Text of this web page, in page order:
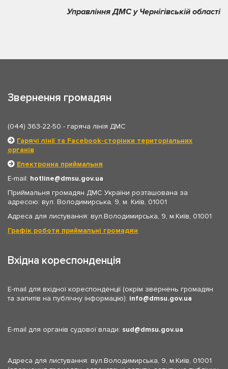
Управління ДМС у Чернігівській області
Звернення громадян
(044) 363-22-50 - гаряча лінія ДМС
Гарячі лінії та Facebook-сторінки територіальних
органів
Електронна приймальня
E-mail: hotline
dmsu.gov.ua
Приймальня громадян ДМС України розташована за
адресою: вул. Володимирська, 9, м. Київ, 01001
Адреса для листування: вул.Володимирська, 9, м.Київ, 01001
Графік роботи приймальні громадян
Вхідна кореспонденція
E-mail для вхідної кореспонденції (окрім звернень громадян
та запитів на публічну інформацію): info dmsu.gov.ua
E-mail для органів судової влади: sud dmsu.gov.ua
Адреса для листування: вул.Володимирська, 9, м.Київ, 01001